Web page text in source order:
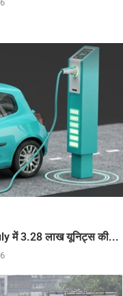
में 3.28 लाख यूनिट्स की...